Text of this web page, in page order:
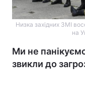
Низка західних ЗМІ
на
Ми не
звикли до